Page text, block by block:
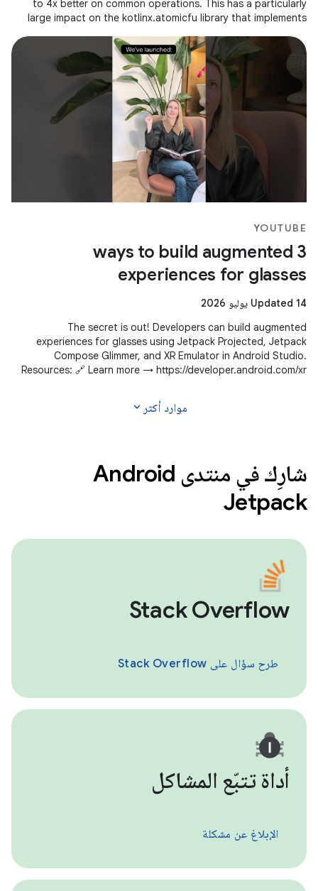
to 4x better on common operations. This has a particularly
large impact on the kotlinx.atomicfu library that implements
YOUTUBE
3 ways to build augmented
experiences for glasses
Updated 14 يوليو 2026
The secret is out! Developers can build augmented
experiences for glasses using Jetpack Projected, Jetpack
Compose Glimmer, and XR Emulator in Android Studio.
Resources: 🔗 Learn more → https://developer.android.com/xr
موارد أكثر expand_more
شارِك في منتدى Android
Jetpack
Stack Overflow
طرح سؤال على Stack Overflow
أداة تتبّع المشاكل
الإبلاغ عن مشكلة